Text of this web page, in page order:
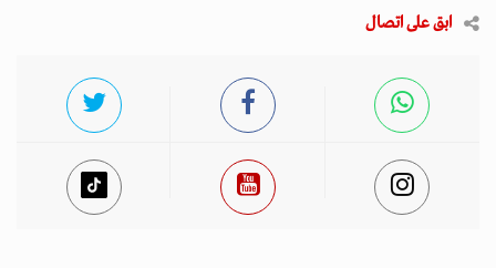
ابق على اتصال